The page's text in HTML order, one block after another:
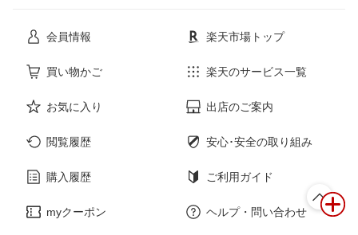
カーマイスター
パネル王国 楽天市場店
カーパーツマルケイ楽天市場店
ゼロクールシステム
WORLD.ＬＩＮＥ楽天市場店
AXIS PARTS
セカンドステージ 楽天市場店
パーツショップWAVE楽天市場店
Craft Mart
タイヤスタイル
高圧洗浄機専門店 ヒダカ
BESTEK楽天市場店
Acv エーシーブイ
ＪＵＫＯ．ＩＮ 楽天市場店
サンセイタイヤサービス
本・雑誌・コミック
会員情報 楽天市場トップ
買い物かご 楽天のサービス一覧
お気に入り 出店のご案内
閲覧履歴 安心･安全の取り組み
購入履歴 ご利用ガイド
myクーポン ヘルプ・問い合わせ